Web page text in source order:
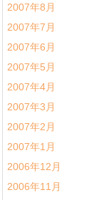
2007年8月
2007年7月
2007年6月
2007年5月
2007年4月
2007年3月
2007年2月
2007年1月
2006年12月
2006年11月